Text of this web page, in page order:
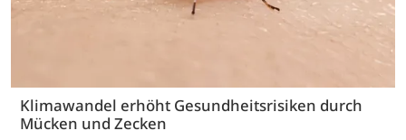
Klimawandel erhöht Gesundheitsrisiken durch
Mücken und Zecken